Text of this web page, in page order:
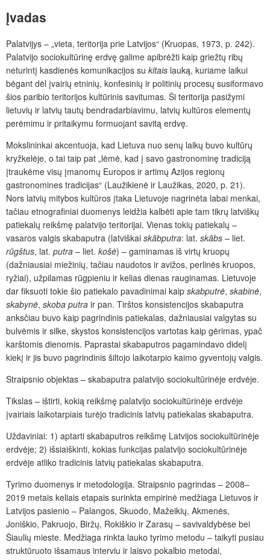
Įvadas
Palatvijys – „vieta, teritorija prie Latvijos“ (Kruopas, 1973, p. 242).
Palatvijo sociokultūrinę erdvę galime apibrėžti kaip griežtų ribų
neturintį kasdienės komunikacijos su kitais lauką, kuriame laikui
bėgant dėl įvairių etninių, konfesinių ir politinių procesų susiformavo
šios paribio teritorijos kultūrinis savitumas. Ši teritorija pasižymi
lietuvių ir latvių tautų bendradarbiavimu, latvių kultūros elementų
perėmimu ir pritaikymu formuojant savitą erdvę.
Mokslininkai akcentuoja, kad Lietuva nuo senų laikų buvo kultūrų
kryžkelėje, o tai taip pat „lėmė, kad į savo gastronominę tradiciją
įtraukėme visų įmanomų Europos ir artimų Azijos regionų
gastronomines tradicijas“ (Laužikienė ir Laužikas, 2020, p. 21).
Nors latvių mitybos kultūros įtaka Lietuvoje nagrinėta labai menkai,
tačiau etnografiniai duomenys leidžia kalbėti apie tam tikrų latviškų
patiekalų reikšmę palatvijo teritorijai. Vienas tokių patiekalų –
vasaros valgis skabaputra (latviškai skābputra: lat. skābs – liet.
rūgštus, lat. putra – liet. košė) – gaminamas iš virtų kruopų
(dažniausiai miežinių, tačiau naudotos ir avižos, perlinės kruopos,
ryžiai), užpilamas rūgpieniu ir kelias dienas rauginamas. Lietuvoje
dar fiksuoti tokie šio patiekalo pavadinimai kaip skabputrė, skabinė,
skabynė, skoba putra ir pan. Tirštos konsistencijos skabaputra
anksčiau buvo kaip pagrindinis patiekalas, dažniausiai valgytas su
bulvėmis ir silke, skystos konsistencijos vartotas kaip gėrimas, ypač
karštomis dienomis. Paprastai skabaputros pagamindavo didelį
kiekį ir jis buvo pagrindinis šiltojo laikotarpio kaimo gyventojų valgis.
Straipsnio objektas – skabaputra palatvijo sociokultūrinėje erdvėje.
Tikslas – ištirti, kokią reikšmę palatvijo sociokultūrinėje erdvėje
įvairiais laikotarpiais turėjo tradicinis latvių patiekalas skabaputra.
Uždaviniai: 1) aptarti skabaputros reikšmę Latvijos sociokultūrinėje
erdvėje; 2) išsiaiškinti, kokias funkcijas palatvijo sociokultūrinėje
erdvėje atliko tradicinis latvių patiekalas skabaputra.
Tyrimo duomenys ir metodologija. Straipsnio pagrindas – 2008–
2019 metais keliais etapais surinkta empirinė medžiaga Lietuvos ir
Latvijos pasienio – Palangos, Skuodo, Mažeikių, Akmenės,
Joniškio, Pakruojo, Biržų, Rokiškio ir Zarasų – savivaldybėse bei
Šiaulių mieste. Medžiaga rinkta lauko tyrimo metodu – taikyti pusiau
struktūruoto išsamaus interviu ir laisvo pokalbio metodai,